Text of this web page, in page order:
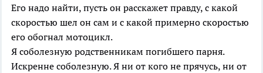
Его надо найти, пусть он расскажет правду, с какой
скоростью шел он сам и с какой примерно скоростью
его обогнал мотоцикл.
Я соболезную родственникам погибшего парня.
Искренне соболезную. Я ни от кого не прячусь, ни от